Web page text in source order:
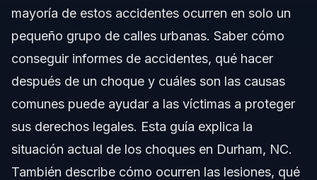
Causas Comunes de Accidentes en Durham
Impacto de Accidentes en Autopistas
Lugares y Horarios de Mayor Incidencia
Pasos Clave a Seguir Después de un Accidente
Paso 1: Asegure la Seguridad y Llame a los Servicios de
mayoría de estos accidentes ocurren en solo un
pequeño grupo de calles urbanas. Saber cómo
conseguir informes de accidentes, qué hacer
después de un choque y cuáles son las causas
comunes puede ayudar a las víctimas a proteger
sus derechos legales. Esta guía explica la
situación actual de los choques en Durham, NC.
También describe cómo ocurren las lesiones, qué